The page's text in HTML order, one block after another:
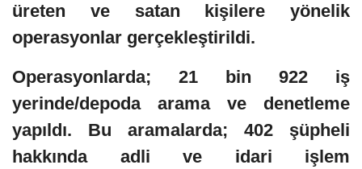
üreten ve satan kişilere yönelik
operasyonlar gerçekleştirildi.
Operasyonlarda; 21 bin 922 iş
yerinde/depoda arama ve denetleme
yapıldı. Bu aramalarda; 402 şüpheli
hakkında adli ve idari işlem